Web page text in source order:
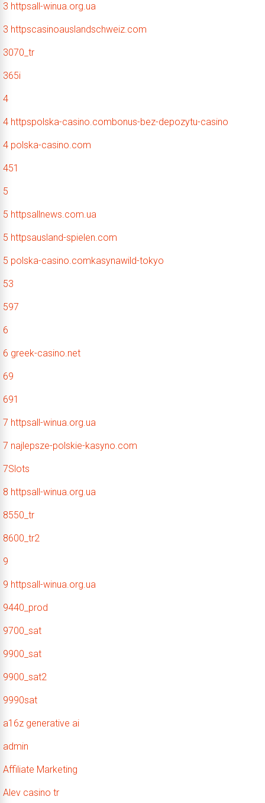
3 httpsall-winua.org.ua
3 httpscasinoauslandschweiz.com
3070_tr
365i
4
4 httpspolska-casino.combonus-bez-depozytu-casino
4 polska-casino.com
451
5
5 httpsallnews.com.ua
5 httpsausland-spielen.com
5 polska-casino.comkasynawild-tokyo
53
597
6
6 greek-casino.net
69
691
7 httpsall-winua.org.ua
7 najlepsze-polskie-kasyno.com
7Slots
8 httpsall-winua.org.ua
8550_tr
8600_tr2
9
9 httpsall-winua.org.ua
9440_prod
9700_sat
9900_sat
9900_sat2
9990sat
a16z generative ai
admin
Affiliate Marketing
Alev casino tr